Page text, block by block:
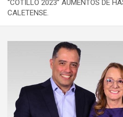
“COTILLO 2023” AUMENTOS DE
CALETENSE.